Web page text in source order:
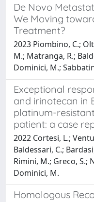
De Novo
We Moving
Treatment?
2023 Piombino, C.;
M.; Matranga, R.;
Dominici, M.;
Exceptional
and irinotecan in
platinum-
patient: a case
2022 Cortesi, L.;
Baldessari, C.;
Rimini, M.; Greco, S.;
Dominici, M.
Homologous